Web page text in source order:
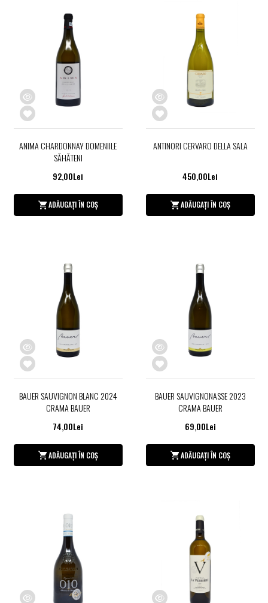
ANIMA CHARDONNAY DOMENIILE
SĂHĂTENI
92,00Lei
ADĂUGAȚI ÎN COȘ
ANTINORI CERVARO DELLA SALA
450,00Lei
ADĂUGAȚI ÎN COȘ
BAUER SAUVIGNON BLANC 2024
CRAMA BAUER
74,00Lei
ADĂUGAȚI ÎN COȘ
BAUER SAUVIGNONASSE 2023
CRAMA BAUER
69,00Lei
ADĂUGAȚI ÎN COȘ